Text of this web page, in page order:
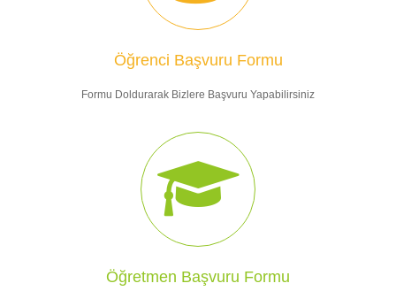
Öğrenci Başvuru Formu
Formu Doldurarak Bizlere Başvuru Yapabilirsiniz
Öğretmen Başvuru Formu